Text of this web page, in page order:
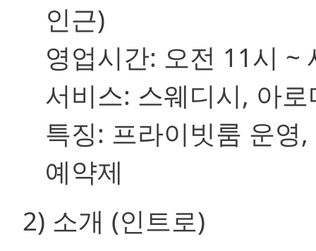
인근)
영업시간: 오전 11시 ~
서비스: 스웨디시, 아
특징: 프라이빗룸 운영
예약제
2) 소개 (인트로)